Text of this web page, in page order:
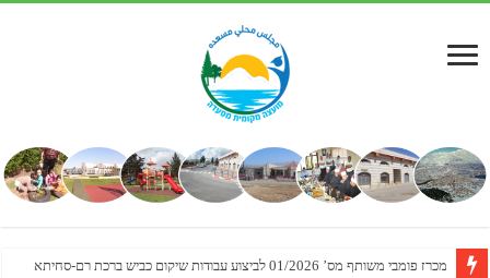
מכרז פומבי משותף מס’ 01/2026 לביצוע עבודות שיקום כביש ברכת רם-סחיתא
הזמנה להגשת הצעות מחיר למתן שירותי מדידת מצב קיים לצורך תכנון מפורט